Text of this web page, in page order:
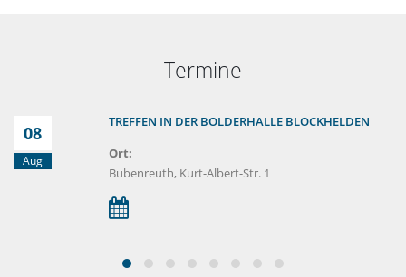
Termine
08
Aug
TREFFEN IN DER BOLDERHALLE BLOCKHELDEN
Ort:
Bubenreuth, Kurt-Albert-Str. 1